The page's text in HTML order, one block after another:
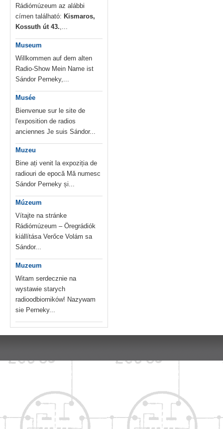
Rádiómúzeum az alábbi
címen található: Kismaros,
Kossuth út 43.,...
Museum
Willkommen auf dem alten
Radio-Show Mein Name ist
Sándor Perneky,...
Musée
Bienvenue sur le site de
l'exposition de radios
anciennes Je suis Sándor...
Muzeu
Bine ați venit la expoziția de
radiouri de epocă Mă numesc
Sándor Perneky și...
Múzeum
Vítajte na stránke
Rádiómúzeum – Öregrádiók
kiállítása Verőce Volám sa
Sándor...
Muzeum
Witam serdecznie na
wystawie starych
radioodbiorników! Nazywam
sie Perneky...